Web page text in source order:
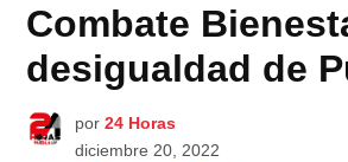
Combate
desigualdad de
por 24 Horas
diciembre 20, 2022